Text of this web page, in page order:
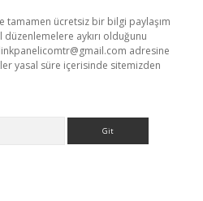
tamamen ücretsiz bir bilgi paylaşım
aykırı olduğunu
adresine
yasal süre içerisinde sitemizden